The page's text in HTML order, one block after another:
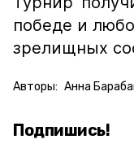
победе и
зрелищных
Авторы: Анна
Подпишись!